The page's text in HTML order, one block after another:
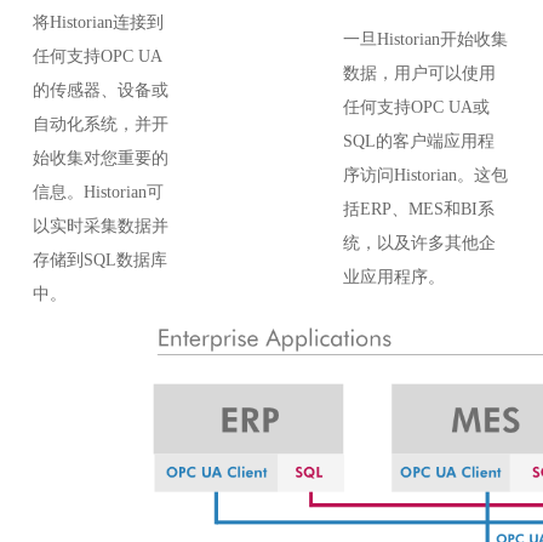
将Historian连接到
任何支持OPC UA
的传感器、设备或
自动化系统，并开
始收集对您重要的
信息。Historian可
以实时采集数据并
存储到SQL数据库
中。
一旦Historian开始收集
数据，用户可以使用
任何支持OPC UA或
SQL的客户端应用程
序访问Historian。这包
括ERP、MES和BI系
统，以及许多其他企
业应用程序。